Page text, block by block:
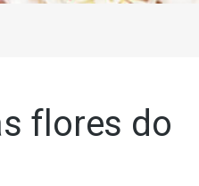
flores do